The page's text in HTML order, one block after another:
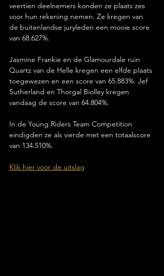
veertien deelnemers konden ze plaats zes
voor hun rekening nemen. Ze kregen van
de buitenlandse juryleden een mooie score
van 68.627%.
Jasmine Frankie en de Glamourdale ruin
Quartz van de Helle kregen een elfde plaats
toegewezen en een score van 65.883%. Jef
Sutherland en Thorgal Biolley kregen
vandaag de score van 64.804%.
In de Young Riders Team Competition
eindigden ze als vierde met een totaalscore
van 134.510%.
Klik hier voor de uitslag